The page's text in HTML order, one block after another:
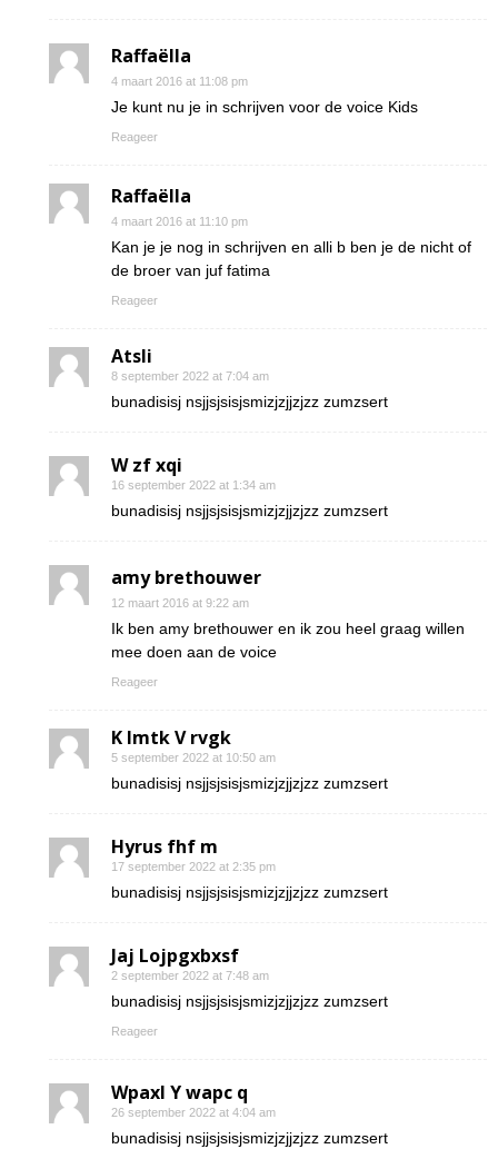
Raffaëlla
4 maart 2016 at 11:08 pm
Je kunt nu je in schrijven voor de voice Kids
Reageer
Raffaëlla
4 maart 2016 at 11:10 pm
Kan je je nog in schrijven en alli b ben je de nicht of
de broer van juf fatima
Reageer
Atsli
8 september 2022 at 7:04 am
bunadisisj nsjjsjsisjsmizjzjjzjzz zumzsert
W zf xqi
16 september 2022 at 1:34 am
bunadisisj nsjjsjsisjsmizjzjjzjzz zumzsert
amy brethouwer
12 maart 2016 at 9:22 am
Ik ben amy brethouwer en ik zou heel graag willen
mee doen aan de voice
Reageer
K Imtk V rvgk
5 september 2022 at 10:50 am
bunadisisj nsjjsjsisjsmizjzjjzjzz zumzsert
Hyrus fhf m
17 september 2022 at 2:35 pm
bunadisisj nsjjsjsisjsmizjzjjzjzz zumzsert
Jaj Lojpgxbxsf
2 september 2022 at 7:48 am
bunadisisj nsjjsjsisjsmizjzjjzjzz zumzsert
Reageer
Wpaxl Y wapc q
26 september 2022 at 4:04 am
bunadisisj nsjjsjsisjsmizjzjjzjzz zumzsert